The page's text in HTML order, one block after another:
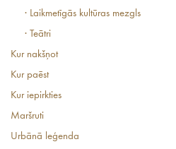
· Laikmetīgās kultūras mezgls
· Teātri
Kur nakšņot
Kur paēst
Kur iepirkties
Maršruti
Urbānā leģenda